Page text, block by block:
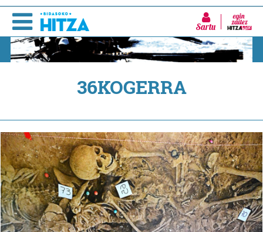
Sartu
36KOGERRA